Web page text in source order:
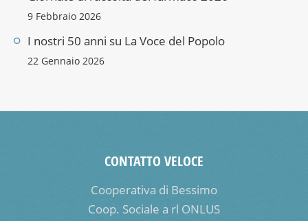
9 Febbraio 2026
I nostri 50 anni su La Voce del Popolo
22 Gennaio 2026
CONTATTO VELOCE
Cooperativa di Bessimo
Coop. Sociale a rl ONLUS